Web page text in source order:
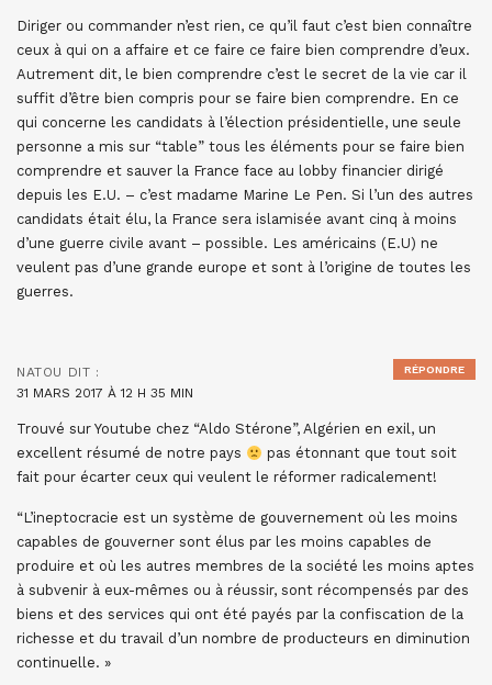
Diriger ou commander n’est rien, ce qu’il faut c’est bien connaître
ceux à qui on a affaire et ce faire ce faire bien comprendre d’eux.
Autrement dit, le bien comprendre c’est le secret de la vie car il
suffit d’être bien compris pour se faire bien comprendre. En ce
qui concerne les candidats à l’élection présidentielle, une seule
personne a mis sur “table” tous les éléments pour se faire bien
comprendre et sauver la France face au lobby financier dirigé
depuis les E.U. – c’est madame Marine Le Pen. Si l’un des autres
candidats était élu, la France sera islamisée avant cinq à moins
d’une guerre civile avant – possible. Les américains (E.U) ne
veulent pas d’une grande europe et sont à l’origine de toutes les
guerres.
NATOU DIT :
31 MARS 2017 À 12 H 35 MIN
Trouvé sur Youtube chez “Aldo Stérone”, Algérien en exil, un
excellent résumé de notre pays
pas étonnant que tout soit
fait pour écarter ceux qui veulent le réformer radicalement!
“L’ineptocracie est un système de gouvernement où les moins
capables de gouverner sont élus par les moins capables de
produire et où les autres membres de la société les moins aptes
à subvenir à eux-mêmes ou à réussir, sont récompensés par des
biens et des services qui ont été payés par la confiscation de la
richesse et du travail d’un nombre de producteurs en diminution
continuelle. »
RÉPONDRE